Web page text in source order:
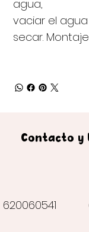
agua,
vaciar el
secar.
Contacto y
620060541